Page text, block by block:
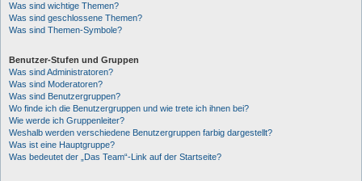
Was sind wichtige Themen?
Was sind geschlossene Themen?
Was sind Themen-Symbole?
Benutzer-Stufen und Gruppen
Was sind Administratoren?
Was sind Moderatoren?
Was sind Benutzergruppen?
Wo finde ich die Benutzergruppen und wie trete ich ihnen bei?
Wie werde ich Gruppenleiter?
Weshalb werden verschiedene Benutzergruppen farbig dargestellt?
Was ist eine Hauptgruppe?
Was bedeutet der „Das Team“-Link auf der Startseite?